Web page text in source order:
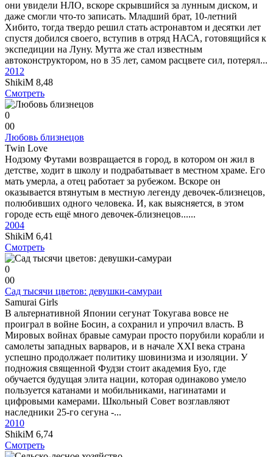
они увидели НЛО, вскоре скрывшийся за лунным диском, и
даже смогли что-то записать. Младший брат, 10-летний
Хибито, тогда твердо решил стать астронавтом и десятки лет
спустя добился своего, вступив в отряд НАСА, готовящийся к
экспедиции на Луну. Мутта же стал известным
автоконструктором, но в 35 лет, самом расцвете сил, потерял...
2012
ShikiM 8,48
Смотреть
0
00
Любовь близнецов
Twin Love
Нодзому Футами возвращается в город, в котором он жил в
детстве, ходит в школу и подрабатывает в местном храме. Его
мать умерла, а отец работает за рубежом. Вскоре он
оказывается втянутым в местную легенду девочек-близнецов,
полюбивших одного человека. И, как выясняется, в этом
городе есть ещё много девочек-близнецов......
2004
ShikiM 6,41
Смотреть
0
00
Сад тысячи цветов: девушки-самураи
Samurai Girls
В альтернативной Японии сегунат Токугава вовсе не
проиграл в войне Босин, а сохранил и упрочил власть. В
Мировых войнах бравые самураи просто порубили корабли и
самолеты западных варваров, и в начале XXI века страна
успешно продолжает политику шовинизма и изоляции. У
подножия священной Фудзи стоит академия Буо, где
обучается будущая элита нации, которая одинаково умело
пользуется катанами и мобильниками, нагинатами и
цифровыми камерами. Школьный Совет возглавляют
наследники 25-го сегуна -...
2010
ShikiM 6,74
Смотреть